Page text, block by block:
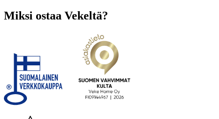
Miksi ostaa Vekeltä?